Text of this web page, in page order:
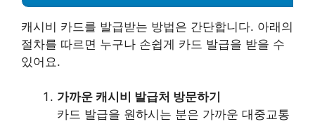
캐시비 카드를 발급받는 방법은 간단합니다. 아래의
절차를 따르면 누구나 손쉽게 카드 발급을 받을 수
있어요.
가까운 캐시비 발급처 방문하기
카드 발급을 원하시는 분은 가까운 대중교통